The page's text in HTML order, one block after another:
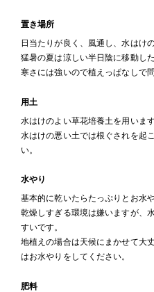
置き場所
日当たりが良く、風通し、水はけ
猛暑の夏は涼しい半日陰に移動し
寒さには強いので植えっぱなしで
用土
水はけのよい草花培養土を用います
水はけの悪い土では根ぐされを起
い。
水やり
基本的に乾いたらたっぷりとお水
乾燥しすぎる環境は嫌いますが、
すいです。
地植えの場合は天候にまかせて大
はお水やりをしてください。
肥料